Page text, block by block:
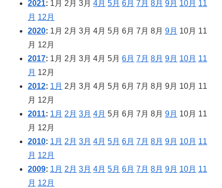
2021: 1月 2月 3月 4月 5月 6月 7月 8月 9月 10月 11
月 12月
2020: 1月 2月 3月 4月 5月 6月 7月 8月 9月 10月 11
月 12月
2017: 1月 2月 3月 4月 5月 6月 7月 8月 9月 10月 11
月 12月
2012: 1月 2月 3月 4月 5月 6月 7月 8月 9月 10月 11
月 12月
2011: 1月 2月 3月 4月 5月 6月 7月 8月 9月 10月 11
月 12月
2010: 1月 2月 3月 4月 5月 6月 7月 8月 9月 10月 11
月 12月
2009: 1月 2月 3月 4月 5月 6月 7月 8月 9月 10月 11
月 12月